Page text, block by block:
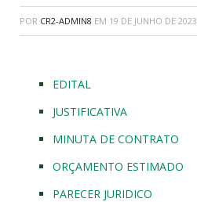
POR CR2-ADMIN8 EM 19 DE JUNHO DE 2023
EDITAL
JUSTIFICATIVA
MINUTA DE CONTRATO
ORÇAMENTO ESTIMADO
PARECER JURIDICO